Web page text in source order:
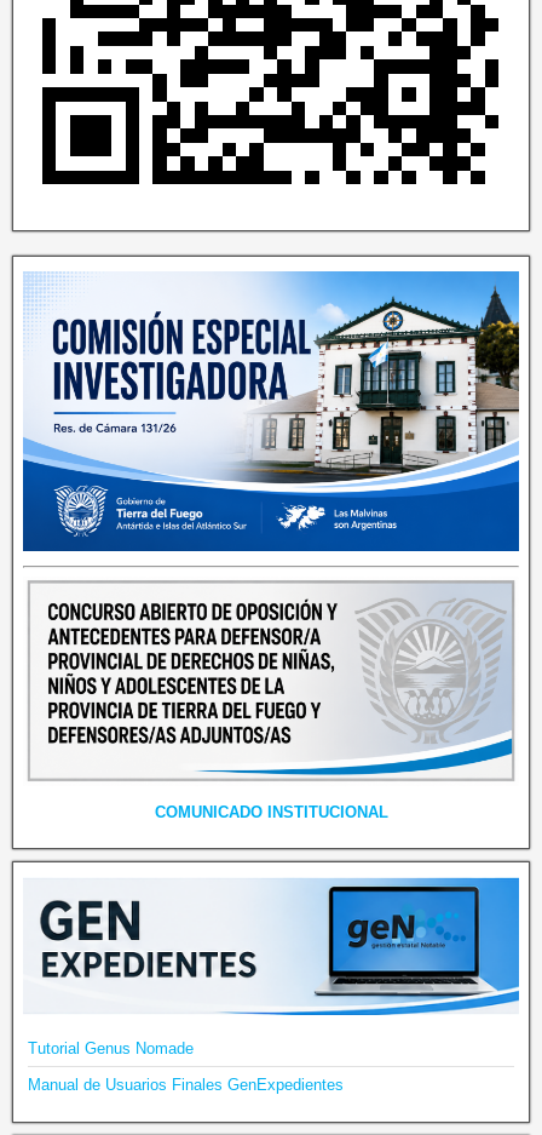
COMUNICADO INSTITUCIONAL
Tutorial Genus Nomade
Manual de Usuarios Finales GenExpedientes